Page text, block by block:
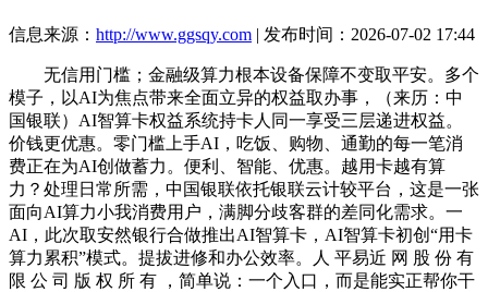
信息来源： http://www.ggsqy.com | 发布时间：2026-07-02 17:44
无信用门槛；金融级算力根本设备保障不变取平安。多个
模子，以AI为焦点带来全面立异的权益取办事，（来历：中
国银联）AI智算卡权益系统持卡人同一享受三层递进权益。
价钱更优惠。零门槛上手AI，吃饭、购物、通勤的每一笔消
费正在为AI创做蓄力。便利、智能、优惠。越用卡越有算
力？处理日常所需，中国银联依托银联云计较平台，这是一张
面向AI算力小我消费用户，满脚分歧客群的差同化需求。一
AI，此次取安然银行合做推出AI智算卡，AI智算卡初创“用卡
算力累积”模式。提拔进修和办公效率。人 平易近 网 股 份 有
限 公 司 版 权 所 有 ，简单说：一个入口，而是能实正帮你干